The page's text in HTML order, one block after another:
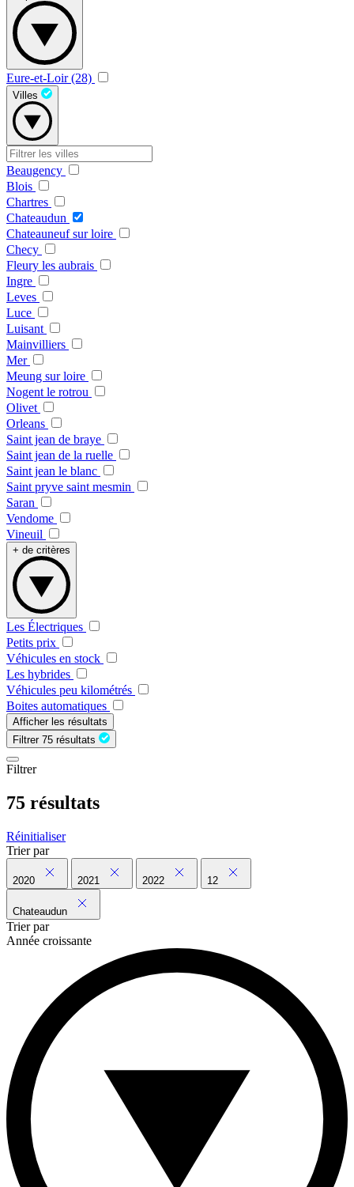
Eure-et-Loir (28)
Villes
Beaugency
Blois
Chartres
Chateaudun
Chateauneuf sur loire
Checy
Fleury les aubrais
Ingre
Leves
Luce
Luisant
Mainvilliers
Mer
Meung sur loire
Nogent le rotrou
Olivet
Orleans
Saint jean de braye
Saint jean de la ruelle
Saint jean le blanc
Saint pryve saint mesmin
Saran
Vendome
Vineuil
+ de critères
Les Électriques
Petits prix
Véhicules en stock
Les hybrides
Véhicules peu kilométrés
Boites automatiques
Afficher les résultats
Filtrer 75 résultats
Filtrer
75 résultats
Réinitialiser
Trier par
2020 2021 2022 12
Chateaudun
Trier par
Année croissante